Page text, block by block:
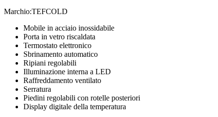
Marchio:TEFCOLD
Mobile in acciaio inossidabile
Porta in vetro riscaldata
Termostato elettronico
Sbrinamento automatico
Ripiani regolabili
Illuminazione interna a LED
Raffreddamento ventilato
Serratura
Piedini regolabili con rotelle posteriori
Display digitale della temperatura